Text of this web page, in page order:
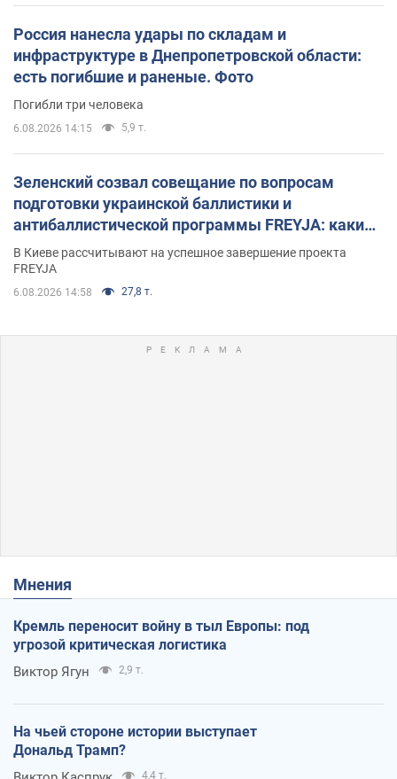
Россия нанесла удары по складам и
инфраструктуре в Днепропетровской области:
есть погибшие и раненые. Фото
Погибли три человека
6.08.2026 14:15 5,9 т.
Зеленский созвал совещание по вопросам
подготовки украинской баллистики и
антибаллистической программы FREYJA: какие
решения готовятся
В Киеве рассчитывают на успешное завершение проекта
FREYJA
6.08.2026 14:58 27,8 т.
Мнения
Кремль переносит войну в тыл Европы: под
угрозой критическая логистика
Виктор Ягун 2,9 т.
На чьей стороне истории выступает
Дональд Трамп?
4,4 т.